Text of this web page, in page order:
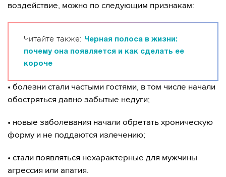
воздействие, можно по следующим признакам:
Читайте также: Черная полоса в жизни:
почему она появляется и как сделать ее
короче
• болезни стали частыми гостями, в том числе начали
обостряться давно забытые недуги;
• новые заболевания начали обретать хроническую
форму и не поддаются излечению;
• стали появляться нехарактерные для мужчины
агрессия или апатия.